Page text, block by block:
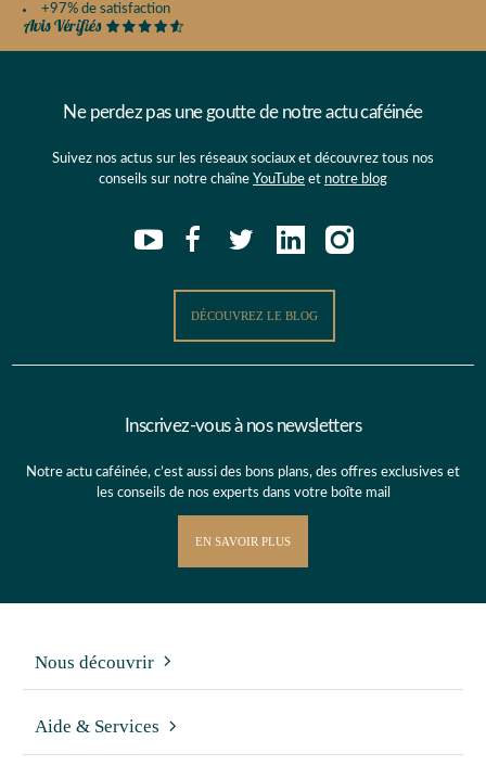
+97% de satisfaction
Ne perdez pas une goutte de notre actu caféinée
Suivez nos actus sur les réseaux sociaux et découvrez tous nos
conseils sur notre chaîne YouTube et notre blog
DÉCOUVREZ LE BLOG
Inscrivez-vous à nos newsletters
Notre actu caféinée, c’est aussi des bons plans, des offres exclusives et
les conseils de nos experts dans votre boîte mail
EN SAVOIR PLUS
Nous découvrir
Aide & Services